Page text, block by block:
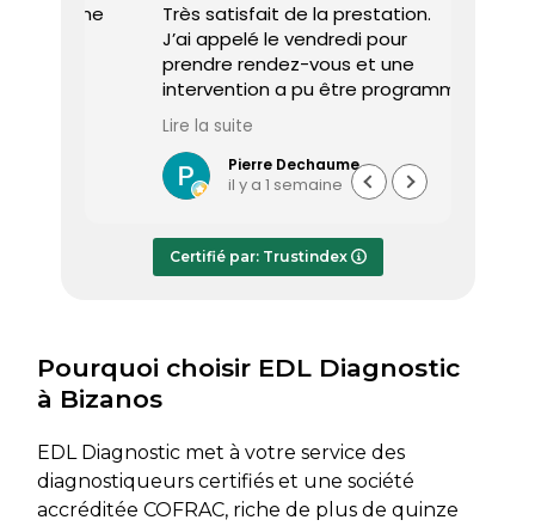
Très satisfait de la prestation.
J’ai appelé le vendredi pour
prendre rendez-vous et une
intervention a pu être programmée
dès le lundi matin.
Le diagnostiqueur est arrivé à
l’heure, a été très professionnel,
efficace et a pris le temps de
Le rapport de diagnostic m’a été
transmis dès le lundi soir, ce qui est
Lire la suite
Pierre Dechaume
il y a 1 semaine
Certifié par: Trustindex
Pourquoi choisir EDL Diagnostic
à Bizanos
EDL Diagnostic met à votre service des
diagnostiqueurs certifiés et une société
accréditée COFRAC, riche de plus de quinze